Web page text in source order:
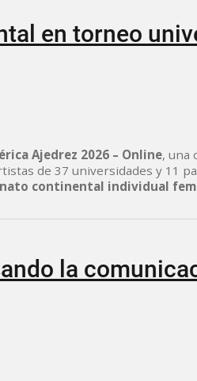
en torneo
Ajedrez 2026 – Online, una
de 37 universidades y 11
continental individual
la